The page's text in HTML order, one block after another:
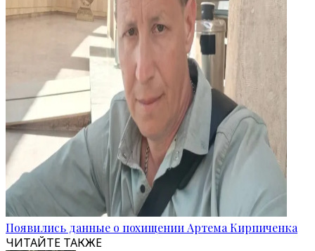
Появились данные о похищении Артема Кирпиченка
ЧИТАЙТЕ ТАКЖЕ